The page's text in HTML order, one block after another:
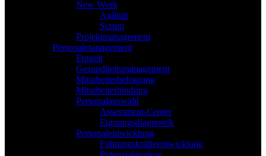
New Work
Agilität
Scrum
Projektmanagement
Personalmanagement
Entgelt
Gesundheitsmanagement
Mitarbeiterbefragung
Mitarbeiterbindung
Personalauswahl
Assessment-Center
Eignungsdiagnostik
Personalentwicklung
Führungskräfteentwicklung